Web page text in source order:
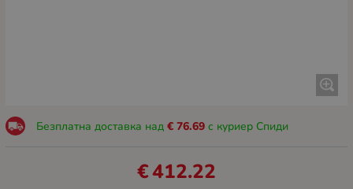
Безплатна доставка над 76.69
€ с куриер Спиди
412.22
€